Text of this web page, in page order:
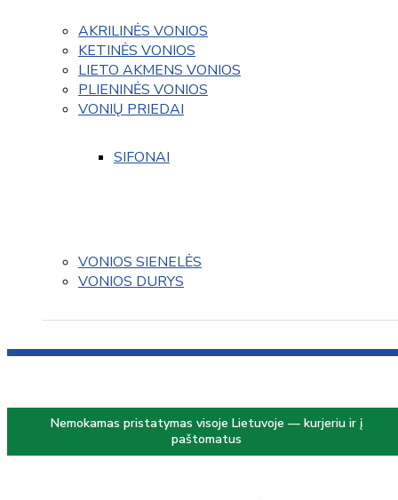
AKRILINĖS VONIOS
KETINĖS VONIOS
LIETO AKMENS VONIOS
PLIENINĖS VONIOS
VONIŲ PRIEDAI
SIFONAI
VONIOS SIENELĖS
VONIOS DURYS
Nemokamas pristatymas visoje Lietuvoje — kurjeriu ir į
paštomatus